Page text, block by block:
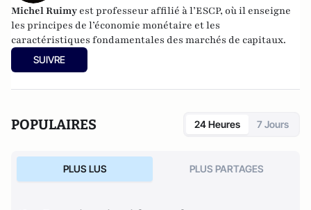
Michel Ruimy est professeur affilié à l’ESCP, où il enseigne
les principes de l’économie monétaire et les
caractéristiques fondamentales des marchés de capitaux.
SUIVRE
POPULAIRES 24 Heures 7 Jours
PLUS LUS PLUS PARTAGES